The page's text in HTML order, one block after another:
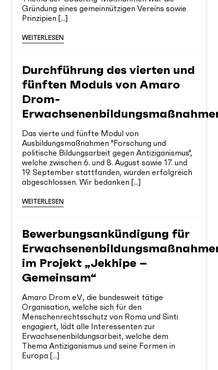
Gründung eines gemeinnützigen Vereins sowie
Prinzipien [...]
WEITERLESEN
Durchführung des vierten und
fünften Moduls von Amaro
Drom-
Das vierte und fünfte Modul von
Ausbildungsmaßnahmen "Forschung und
politische Bildungsarbeit gegen Antiziganismus",
welche zwischen 6. und 8. August sowie 17. und
19. September stattfanden, wurden erfolgreich
abgeschlossen. Wir bedanken [...]
WEITERLESEN
Bewerbungsankündigung für
im Projekt „Jekhipe –
Gemeinsam“
Amaro Drom e.V., die bundesweit tätige
Organisation, welche sich für den
Menschenrechtsschutz von Roma und Sinti
engagiert, lädt alle Interessenten zur
Erwachsenenbildungsarbeit, welche dem
Thema Antiziganismus und seine Formen in
Europa [...]